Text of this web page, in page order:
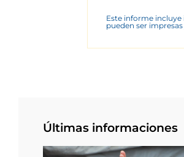
Este informe incluye
pueden ser
Últimas informaciones